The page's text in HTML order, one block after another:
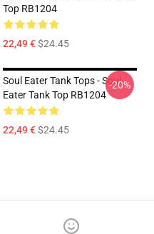
Top RB1204
22,49 €$24.45
Soul Eater Tank Tops - Soul
Eater Tank Top RB1204
22,49 €$24.45
-20%